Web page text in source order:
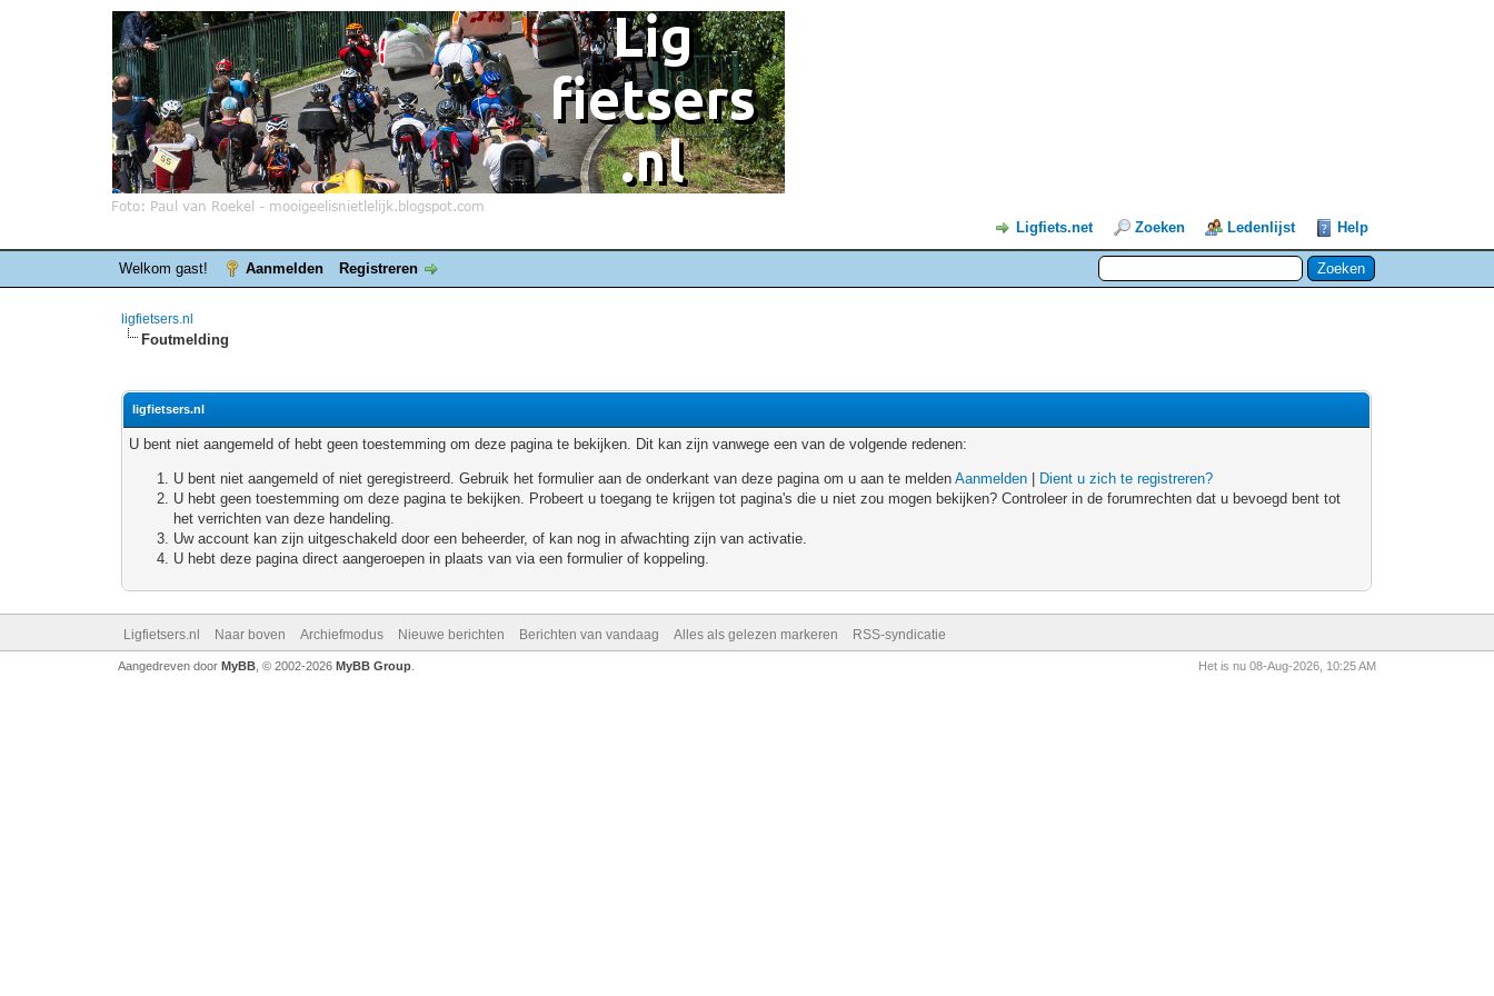
Ligfiets.net Zoeken Ledenlijst Help
Welkom gast! Aanmelden Registreren
ligfietsers.nl
Foutmelding
ligfietsers.nl
U bent niet aangemeld of hebt geen toestemming om deze pagina te bekijken. Dit kan zijn vanwege een van de volgende redenen:
U bent niet aangemeld of niet geregistreerd. Gebruik het formulier aan de onderkant van deze pagina om u aan te meldenAanmelden
Dient u zich te registreren?
U hebt geen toestemming om deze pagina te bekijken. Probeert u toegang te krijgen tot pagina's die u niet zou mogen bekijken? Controleer in de forumrechten dat u bevoegd bent tot
het verrichten van deze handeling.
Uw account kan zijn uitgeschakeld door een beheerder, of kan nog in afwachting zijn van activatie.
U hebt deze pagina direct aangeroepen in plaats van via een formulier of koppeling.
Ligfietsers.nl Naar boven Archiefmodus Nieuwe berichten Berichten van vandaag Alles als gelezen markeren RSS-syndicatie
Het is nu 08-Aug-2026, 10:25 AM
Aangedreven door MyBB, © 2002-2026 MyBB Group.